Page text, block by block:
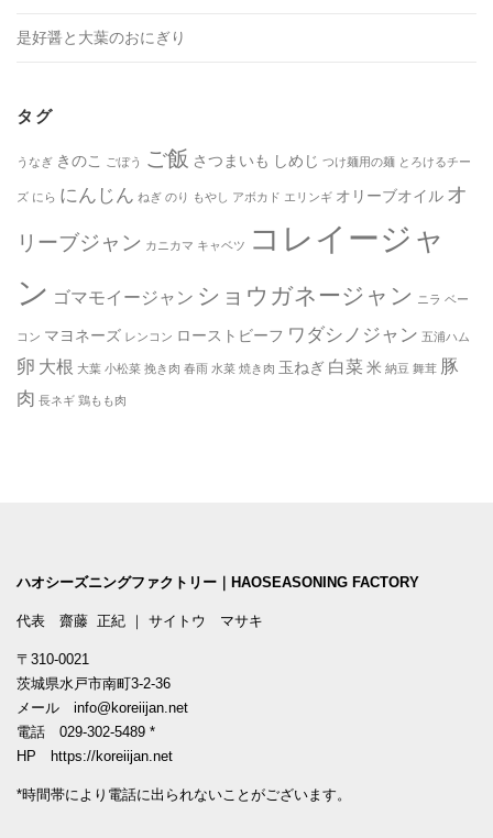
是好醤と大葉のおにぎり
タグ
うなぎ きのこ ごぼう ご飯 さつまいも しめじ つけ麺用の麺 とろけるチー
ズ にら にんじん ねぎ のり もやし アボカド エリンギ オリーブオイル オ
リーブジャン カニカマ キャベツ
コレイージャ
ン ゴマモイージャン ショウガネージャン ニラ ベー
コン マヨネーズ レンコン ローストビーフ ワダシノジャン 五浦ハム
卵 大根 大葉 小松菜 挽き肉 春雨 水菜 焼き肉 玉ねぎ 白菜 米 納豆 舞茸 豚
肉 長ネギ 鶏もも肉
ハオシーズニングファクトリー｜HAOSEASONING FACTORY
代表 齋藤 正紀 ｜ サイトウ マサキ
〒310-0021
茨城県水戸市南町3-2-36
メール info@koreiijan.net
電話 029-302-5489 *
HP
https://koreiijan.net
*時間帯により電話に出られないことがございます。